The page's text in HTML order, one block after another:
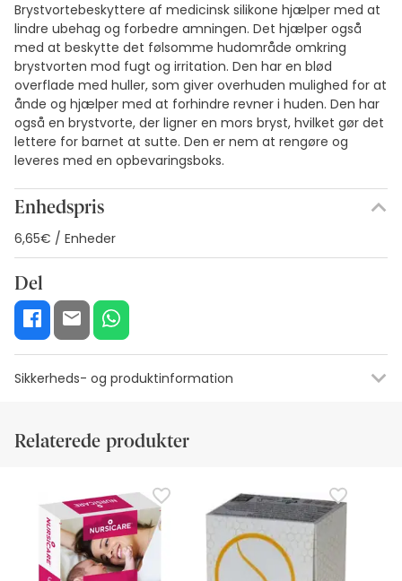
Brystvortebeskyttere af medicinsk silikone hjælper med at
lindre ubehag og forbedre amningen. Det hjælper også
med at beskytte det følsomme hudområde omkring
brystvorten mod fugt og irritation. Den har en blød
overflade med huller, som giver overhuden mulighed for at
ånde og hjælper med at forhindre revner i huden. Den har
også en brystvorte, der ligner en mors bryst, hvilket gør det
lettere for barnet at sutte. Den er nem at rengøre og
leveres med en opbevaringsboks.
Enhedspris
6,65€ / Enheder
Del
Sikkerheds- og produktinformation
Ressourcer til visuel sikkerhedskode
På nuværende tidspunkt har vi ikke sikkerhedsbilleder til
dette produkt, men vi arbejder på det. Vi opfordrer dig til at
tjekke tilbage senere for opdateringer. I mellemtiden
anbefaler vi, at du læser de sikkerhedsoplysninger, der
følger med produktet, før du bruger det. Hvis du har
Relaterede produkter